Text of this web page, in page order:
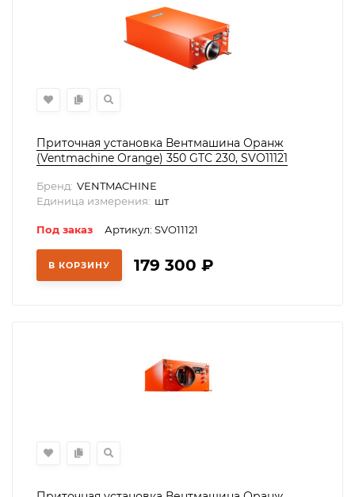
Приточная установка Вентмашина Оранж
(Ventmachine Orange) 350 GTC 230, SVO11121
Бренд: VENTMACHINE
Единица измерения: шт
Под заказ Артикул: SVO11121
В КОРЗИНУ 179 300 ₽